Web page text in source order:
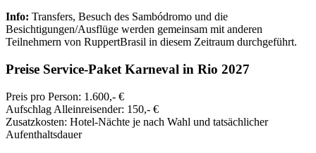
Info: Transfers, Besuch des Sambódromo und die
Besichtigungen/Ausflüge werden gemeinsam mit anderen
Teilnehmern von RuppertBrasil in diesem Zeitraum durchgeführt.
Preise Service-Paket Karneval in Rio 2027
Preis pro Person: 1.600,- €
Aufschlag Alleinreisender: 150,- €
Zusatzkosten: Hotel-Nächte je nach Wahl und tatsächlicher
Aufenthaltsdauer